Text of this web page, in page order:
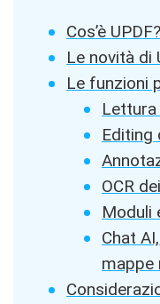
Cos’è UPDF?
Le novità di
Le funzioni
Lettura
Editing
OCR
Moduli
Chat
mappe